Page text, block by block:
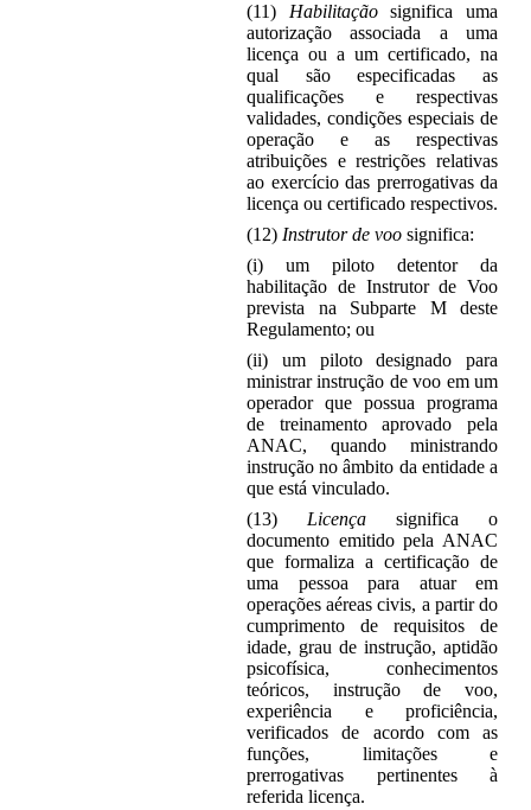
(11) Habilitaçãosignifica uma
autorização associada a uma
licença ou a um certificado, na
qual são especificadas as
qualificações e respectivas
validades, condições especiais de
operação e as respectivas
atribuições e restrições relativas
ao exercício das prerrogativas da
licença ou certificado respectivos.
(12) Instrutor de voo significa:
(i) um piloto detentor da
habilitação de Instrutor de Voo
prevista na Subparte M deste
Regulamento; ou
(ii) um piloto designado para
ministrar instrução de voo em um
operador que possua programa
de treinamento aprovado pela
ANAC, quando ministrando
instrução no âmbito da entidade a
que está vinculado.
(13) Licença significa o
documento emitido pela ANAC
que formaliza a certificação de
uma pessoa para atuar em
operações aéreas civis, a partir do
cumprimento de requisitos de
idade, grau de instrução, aptidão
psicofísica, conhecimentos
teóricos, instrução de voo,
experiência e proficiência,
verificados de acordo com as
funções, limitações e
prerrogativas pertinentes à
referida licença.